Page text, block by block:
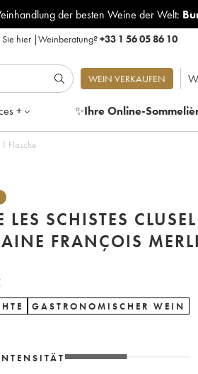
der besten Weine der Welt:
hier|Weinberatung?+33 1 56 05 86 10
WEIN VERKAUFEN
+ ✨Ihre Online-
Flasche
LES SCHISTES
FRANÇOIS
GASTRONOMISCHER WEIN